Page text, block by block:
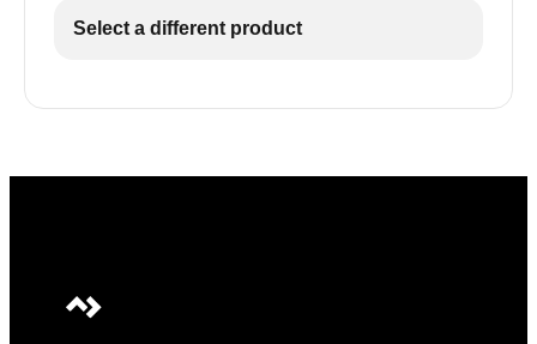
Select a different product